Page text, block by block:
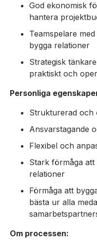
God ekonomisk
hantera
Teamspelare
bygga relationer
Strategisk
praktiskt och
Personliga
Strukturerad och
Ansvarstagande
Flexibel och
Stark förmåga
relationer
Förmåga att
bästa ur alla
Om processen: